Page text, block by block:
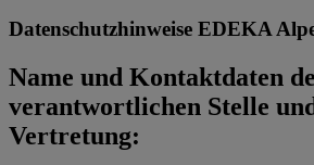
Datenschutzhinweise EDEKA
Name und Kontaktdaten
verantwortlichen Stelle
Vertretung: